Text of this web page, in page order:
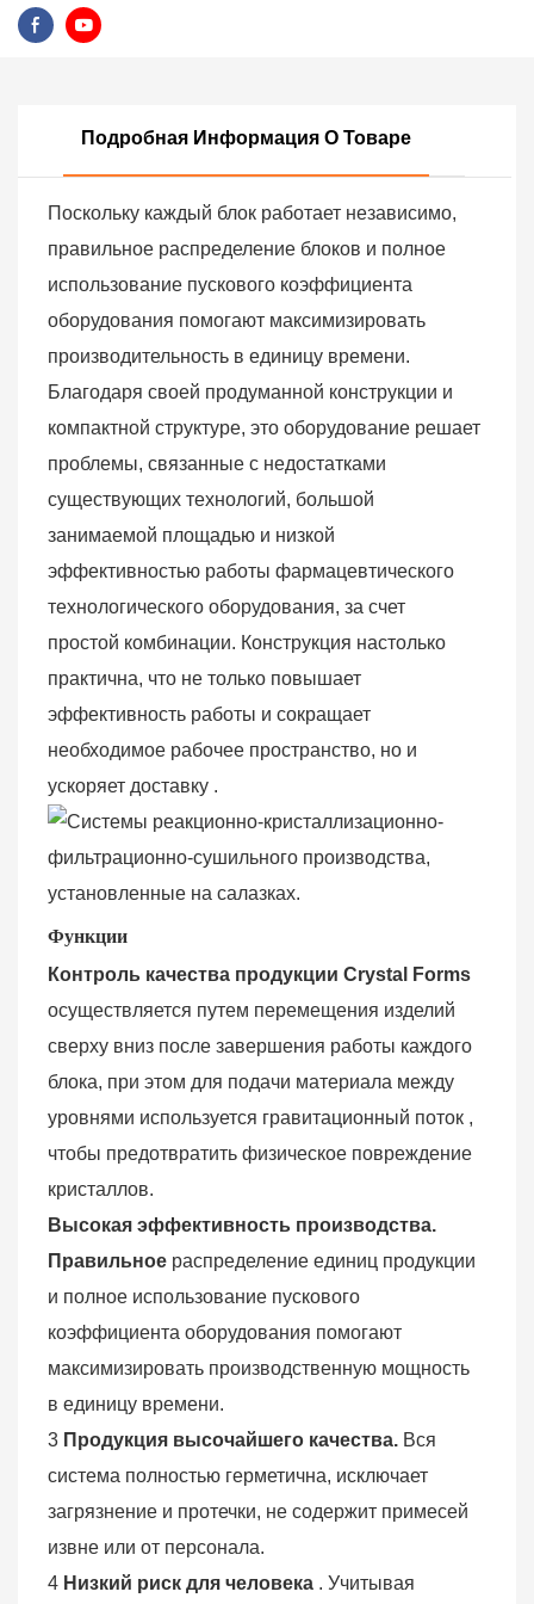
Подробная Информация О Товаре
Поскольку каждый блок работает независимо,
правильное распределение блоков и полное
использование пускового коэффициента
оборудования помогают максимизировать
производительность в единицу времени.
Благодаря своей продуманной конструкции и
компактной структуре, это оборудование решает
проблемы, связанные с недостатками
существующих технологий, большой
занимаемой площадью и низкой
эффективностью работы фармацевтического
технологического оборудования, за счет
простой комбинации. Конструкция настолько
практична, что не только повышает
эффективность работы и сокращает
необходимое рабочее пространство, но и
ускоряет доставку .
Функции
Контроль качества продукции Crystal Forms
осуществляется путем перемещения изделий
сверху вниз после завершения работы каждого
блока, при этом для подачи материала между
уровнями используется гравитационный поток ,
чтобы предотвратить физическое повреждение
кристаллов.
Высокая эффективность производства.
Правильное распределение единиц продукции
и полное использование пускового
коэффициента оборудования помогают
максимизировать производственную мощность
в единицу времени.
3 Продукция высочайшего качества. Вся
система полностью герметична, исключает
загрязнение и протечки, не содержит примесей
извне или от персонала.
4 Низкий риск для человека . Учитывая